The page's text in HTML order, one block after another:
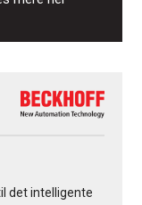
det intelligente